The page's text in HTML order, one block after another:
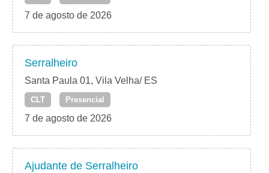
7 de agosto de 2026
Serralheiro
Santa Paula 01, Vila Velha/ ES
CLT Presencial
7 de agosto de 2026
Ajudante de Serralheiro